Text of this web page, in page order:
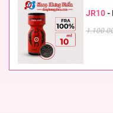
JR10-